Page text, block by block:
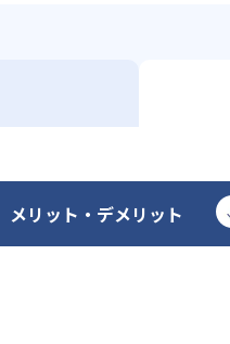
メリット・デメリット